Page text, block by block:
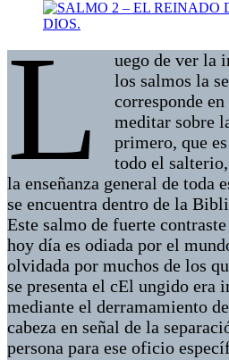
L
uego de ver la
los salmos la
corresponde
meditar sobre
primero, que
todo el
la enseñanza general de toda
se encuentra dentro de la
Este salmo de fuerte
hoy día es odiada por el
olvidada por muchos de los
se presenta el cEl ungido era
mediante el derramamiento
cabeza en señal de la
persona para ese oficio